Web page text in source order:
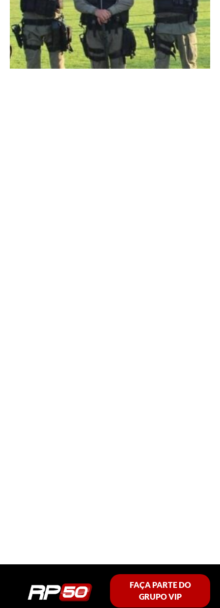
FAÇA PARTE DO
GRUPO VIP